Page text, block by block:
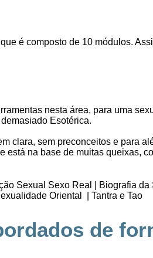
é composto de 10 módulos.
nesta área, para uma
Esotérica.
clara, sem preconceitos e para
está na base de muitas queixas,
Sexual Sexo Real | Biografia
Oriental | Tantra e Tao
de